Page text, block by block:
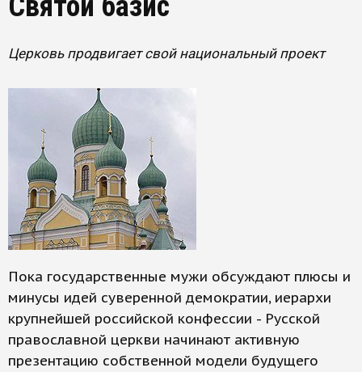
Церковь продвигает свой национальный проект
Пока государственные мужи обсуждают плюсы и
минусы идей суверенной демократии, иерархи
крупнейшей российской конфессии - Русской
православной церкви начинают активную
презентацию собственной модели будущего